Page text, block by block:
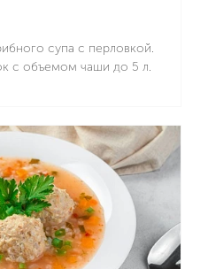
супа с перловкой.
с объемом чаши до 5 л.